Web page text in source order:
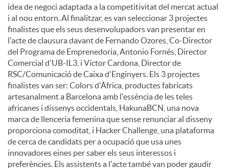
idea de negoci adaptada a la competitivitat del mercat actual
i al nou entorn. Al finalitzar, es van seleccionar 3 projectes
finalistes que els seus desenvolupadors van presentar en
l'acte de clausura davant de Fernando Ozores, Co-Director
del Programa de Emprenedoria, Antonio Fornés, Director
Comercial d'UB-IL3, i Víctor Cardona, Director de
RSC/Comunicació de Caixa d'Enginyers. Els 3 projectes
finalistes van ser: Colors d'Àfrica, productes fabricats
artesanalment a Barcelona amb l'essència de les teles
africanes i dissenys occidentals, HakunaBCN, una nova
marca de llenceria femenina que sense renunciar al disseny
proporciona comoditat, i Hacker Challenge, una plataforma
de cerca de candidats per a ocupació que usa unes
innovadores eines per saber els seus interessos i
preferències. Els assistents a l'acte també van poder gaudir